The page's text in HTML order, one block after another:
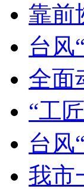
靠前
台风
全面
“工
台风
我市